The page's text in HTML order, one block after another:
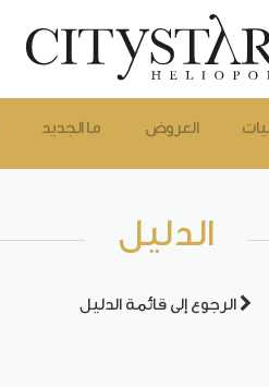
ما الجديد العروض
الدليل
الرجوع إلى قائمة الدليل